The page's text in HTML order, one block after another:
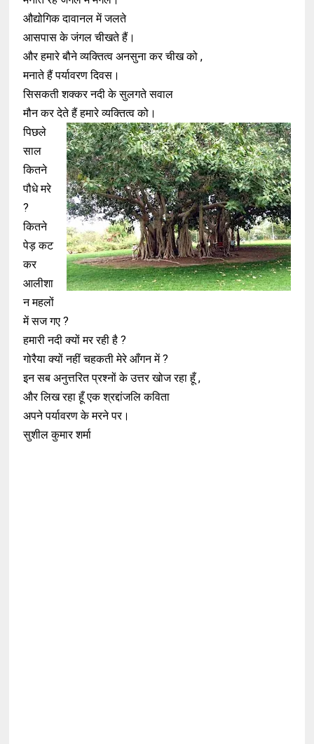
औद्योगिक दावानल में जलते
आसपास के जंगल चीखते हैं।
और हमारे बौने व्यक्तित्व अनसुना कर चीख को ,
मनाते हैं पर्यावरण दिवस।
सिसकती शक्कर नदी के सुलगते सवाल
मौन कर देते हैं हमारे व्यक्तित्व को।
पिछले
साल
कितने
पौधे मरे
?
कितने
पेड़ कट
कर
आलीशा
न महलों
में सज गए ?
हमारी नदी क्यों मर रही है ?
गोरैया क्यों नहीं चहकती मेरे आँगन में ?
इन सब अनुत्तरित प्रश्नों के उत्तर खोज रहा हूँ ,
और लिख रहा हूँ एक श्रद्दांजलि कविता
अपने पर्यावरण के मरने पर।
सुशील कुमार शर्मा